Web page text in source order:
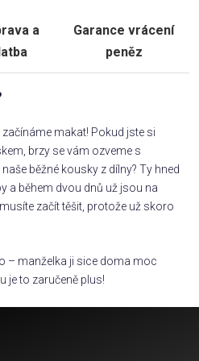
a
Garance vrácení
peněz
makat! Pokud jste si
brzy se vám ozveme s
běžné kousky z dílny? Ty hned
a během dvou dnů už jsou na
začít těšit, protože už skoro
– manželka ji sice doma moc
je to zaručeně plus!